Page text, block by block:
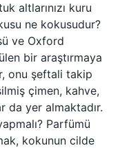
altlarınızı kuru
ne kokusudur?
ve Oxford
bir araştırmaya
onu şeftali takip
çimen, kahve,
da yer almaktadır.
Parfümü
kokunun cilde